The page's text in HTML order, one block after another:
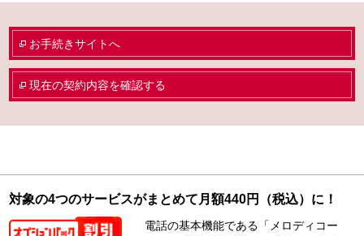
お手続きサイトへ
現在の契約内容を確認する
対象の4つのサービスがまとめて月額440円（税込）に！
電話の基本機能である「メロディコー